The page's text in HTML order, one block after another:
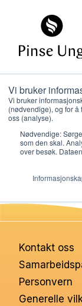
Vi bruker
Vi bruker
(nødvendige), og for
oss (analyse).
Nødvendige:
som den skal.
over besøk.
PER
Kontakt oss
Personvern
Generelle
Hva vi
Ressurser
Nettbutikk